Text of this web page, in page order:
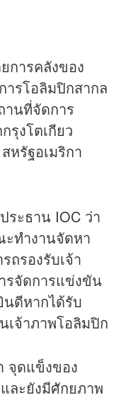
การคลังของ
รโอลิมปิกสากล
านที่จัดการ
รุงโตเกียว
หรัฐอเมริกา
ระธาน IOC ว่า
ทำงานจัดหา
ถรองรับเจ้า
รจัดการแข่งขัน
ดีหากได้รับ
เจ้าภาพโอลิมปิก
จุดแข็งของ
ละยังมีศักยภาพ